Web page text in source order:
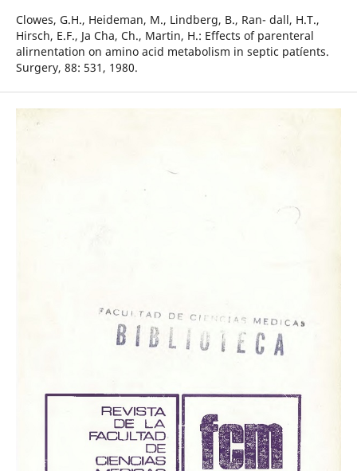
Clowes, G.H., Heideman, M., Lindberg, B., Ran- dall, H.T.,
Hirsch, E.F., Ja Cha, Ch., Martin, H.: Effects of parenteral
alirnentation on amino acid metabolism in septic patíents.
Surgery, 88: 531, 1980.